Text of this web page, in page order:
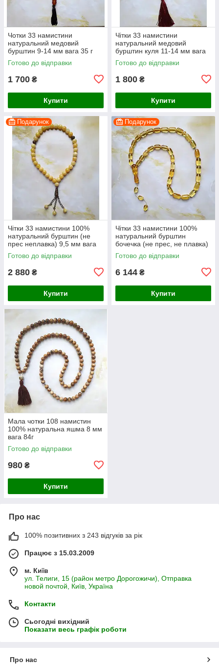
Чотки 33 намистини
натуральний медовий
бурштин 9-14 мм вага 35 г
Готово до відправки
1 700 ₴
Купити
Чітки 33 намистини
натуральний медовий
бурштин куля 11-14 мм вага
45 г
Готово до відправки
1 800 ₴
Купити
Подарунок
Чітки 33 намистини 100%
натуральний бурштин (не
прес неплавка) 9,5 мм вага
20г
Готово до відправки
2 880 ₴
Купити
Подарунок
Чітки 33 намистини 100%
натуральний бурштин
бочечка (не прес, не плавка)
8-17 мм вага 32 г
Готово до відправки
6 144 ₴
Купити
Мала чотки 108 намистин
100% натуральна яшма 8 мм
вага 84г
Готово до відправки
980 ₴
Купити
Про нас
100% позитивних з 243 відгуків за рік
Працює з 15.03.2009
м. Київ
ул. Телиги, 15 (район метро Дорогожичи), Отправка
новой почтой, Київ, Україна
Контакти
Сьогодні вихідний
Показати весь графік роботи
Про нас